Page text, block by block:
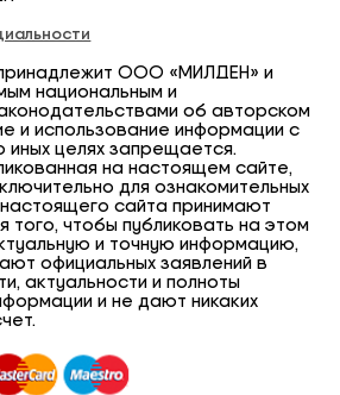
ООО «МИЛДЕН» и
национальным и
об авторском
и использование информации с
иных целях запрещается.
на настоящем сайте,
для ознакомительных
сайта принимают
того, чтобы публиковать на этом
и точную информацию,
официальных заявлений в
актуальности и полноты
и не дают никаких